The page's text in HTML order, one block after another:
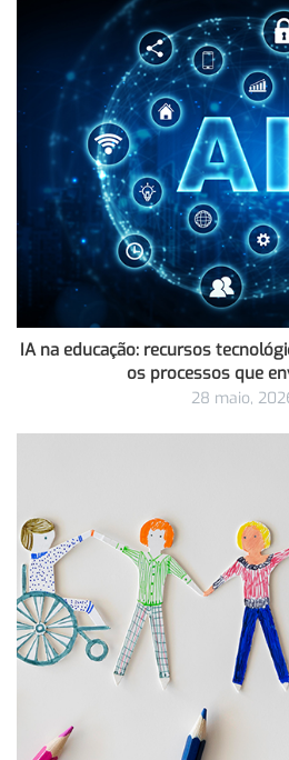
IA na educação: recursos
os processos que
28 maio,